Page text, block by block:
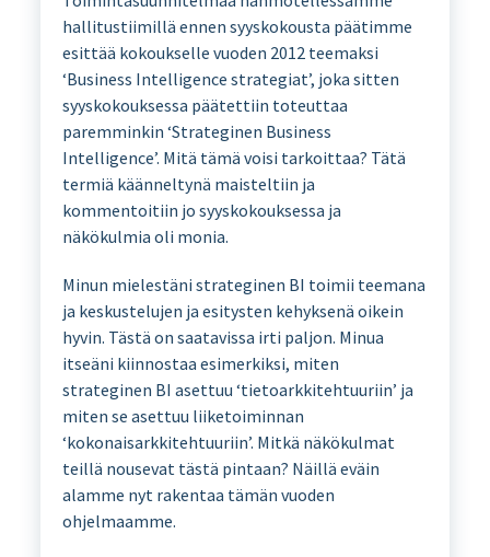
hallitustiimillä ennen syyskokousta päätimme
esittää kokoukselle vuoden 2012 teemaksi
‘Business Intelligence strategiat’, joka sitten
syyskokouksessa päätettiin toteuttaa
paremminkin ‘Strateginen Business
Intelligence’. Mitä tämä voisi tarkoittaa? Tätä
termiä käänneltynä maisteltiin ja
kommentoitiin jo syyskokouksessa ja
näkökulmia oli monia.
Minun mielestäni strateginen BI toimii teemana
ja keskustelujen ja esitysten kehyksenä oikein
hyvin. Tästä on saatavissa irti paljon. Minua
itseäni kiinnostaa esimerkiksi, miten
strateginen BI asettuu ‘tietoarkkitehtuuriin’ ja
miten se asettuu liiketoiminnan
‘kokonaisarkkitehtuuriin’. Mitkä näkökulmat
teillä nousevat tästä pintaan? Näillä eväin
alamme nyt rakentaa tämän vuoden
ohjelmaamme.